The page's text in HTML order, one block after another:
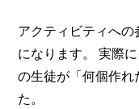
アクティビティへの
になります。
実際
の生徒が「何個作
た。